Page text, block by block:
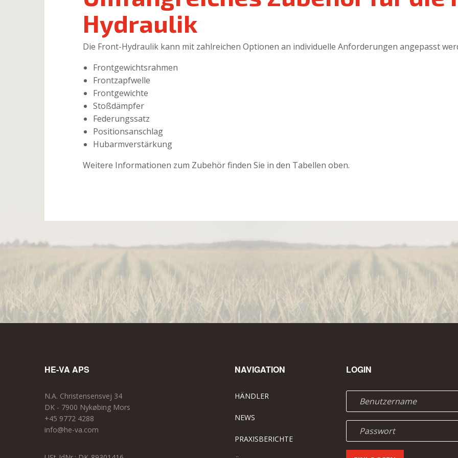
Hydraulik
Die Front-Hydraulik kann mit zahlreichen Optionen an individuelle Anforderungen angepasst
Frontgewichtsrahmen
Frontzapfwelle
Frontgewichte
Stoßdämpfer
Federungssatz
Positionsanschlag
Hubarmverstärkung
Weitere Informationen zum Zubehör finden Sie in den Tabellen oben.
HE-VA APS
N.A. Christensensvej 34
DK - 7900 Nykøbing Mors
+45 9772 4288
info@he-va.com
NAVIGATION
HÄNDLER
NEWS
PRAXISBERICHTE
LOGIN